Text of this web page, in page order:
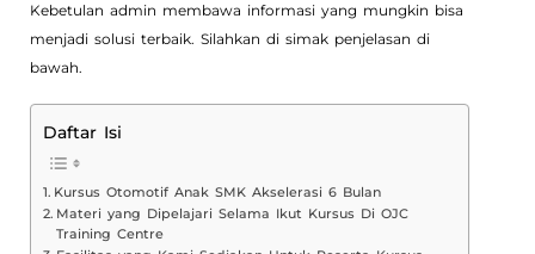
Kebetulan admin membawa informasi yang mungkin bisa
menjadi solusi terbaik. Silahkan di simak penjelasan di
bawah.
Daftar Isi
Kursus Otomotif Anak SMK Akselerasi 6 Bulan
Materi yang Dipelajari Selama Ikut Kursus Di OJC
Training Centre